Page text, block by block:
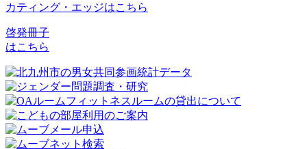
カティング・エッジはこちら
啓発冊子
はこちら